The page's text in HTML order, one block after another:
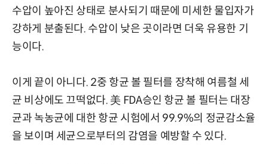
수압이 높아진 상태로 분사되기 때문에 미세한 물입자가
강하게 분출된다. 수압이 낮은 곳이라면 더욱 유용한 기
능이다.
이게 끝이 아니다. 2중 항균 볼 필터를 장착해 여름철 세
균 비상에도 끄떡없다. 美 FDA승인 항균 볼 필터는 대장
균과 녹농균에 대한 항균 시험에서 99.9%의 정균감소율
을 보이며 세균으로부터의 감염을 예방할 수 있다.